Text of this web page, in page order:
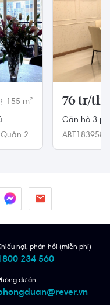
155 m²
Quận 2
76 tr/
Căn hộ 3
thất sang
ABT183958
nại, phản hồi (miễn phí)
234 560
dự án